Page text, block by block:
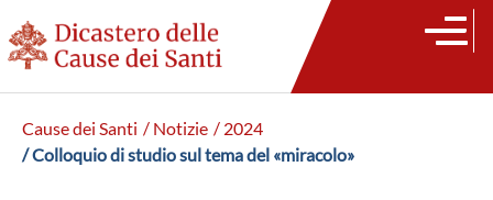
Cause dei Santi / Notizie / 2024
/ Colloquio di studio sul tema del «miracolo»